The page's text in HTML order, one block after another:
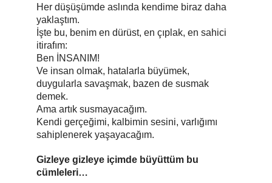
Her düşüşümde aslında kendime biraz daha
yaklaştım.
İşte bu, benim en dürüst, en çıplak, en sahici
itirafım:
Ben İNSANIM!
Ve insan olmak, hatalarla büyümek,
duygularla savaşmak, bazen de susmak
demek.
Ama artık susmayacağım.
Kendi gerçeğimi, kalbimin sesini, varlığımı
sahiplenerek yaşayacağım.
Gizleye gizleye içimde büyüttüm bu
cümleleri…